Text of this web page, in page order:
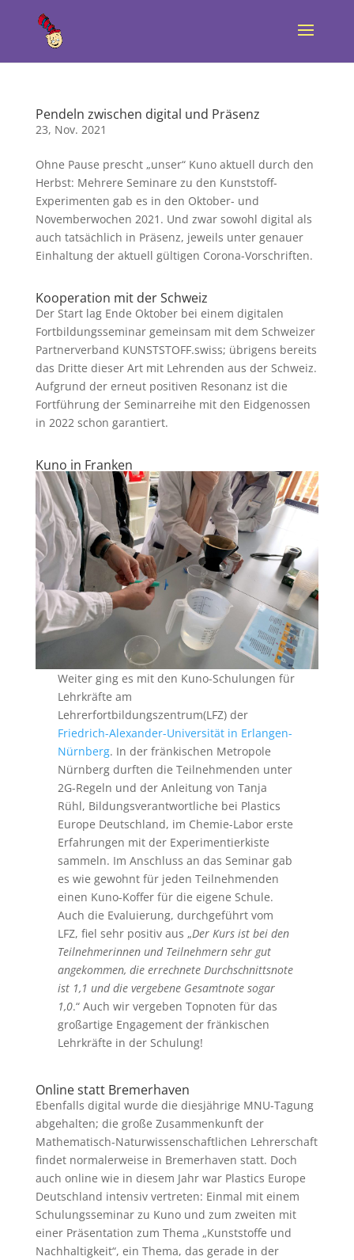
Pendeln zwischen digital und Präsenz
23, Nov. 2021
Ohne Pause prescht „unser“ Kuno aktuell durch den
Herbst: Mehrere Seminare zu den Kunststoff-
Experimenten gab es in den Oktober- und
Novemberwochen 2021. Und zwar sowohl digital als
auch tatsächlich in Präsenz, jeweils unter genauer
Einhaltung der aktuell gültigen Corona-Vorschriften.
Kooperation mit der Schweiz
Der Start lag Ende Oktober bei einem digitalen
Fortbildungsseminar gemeinsam mit dem Schweizer
Partnerverband KUNSTSTOFF.swiss; übrigens bereits
das Dritte dieser Art mit Lehrenden aus der Schweiz.
Aufgrund der erneut positiven Resonanz ist die
Fortführung der Seminarreihe mit den Eidgenossen
in 2022 schon garantiert.
Kuno in Franken
Weiter ging es mit den Kuno-Schulungen für
Lehrkräfte am
Lehrerfortbildungszentrum(LFZ) der
Friedrich-Alexander-Universität in Erlangen-
Nürnberg. In der fränkischen Metropole
Nürnberg durften die Teilnehmenden unter
2G-Regeln und der Anleitung von Tanja
Rühl, Bildungsverantwortliche bei Plastics
Europe Deutschland, im Chemie-Labor erste
Erfahrungen mit der Experimentierkiste
sammeln. Im Anschluss an das Seminar gab
es wie gewohnt für jeden Teilnehmenden
einen Kuno-Koffer für die eigene Schule.
Auch die Evaluierung, durchgeführt vom
LFZ, fiel sehr positiv aus „Der Kurs ist bei den
Teilnehmerinnen und Teilnehmern sehr gut
angekommen, die errechnete Durchschnittsnote
ist 1,1 und die vergebene Gesamtnote sogar
1,0.“ Auch wir vergeben Topnoten für das
großartige Engagement der fränkischen
Lehrkräfte in der Schulung!
Online statt Bremerhaven
Ebenfalls digital wurde die diesjährige MNU-Tagung
abgehalten; die große Zusammenkunft der
Mathematisch-Naturwissenschaftlichen Lehrerschaft
findet normalerweise in Bremerhaven statt. Doch
auch online wie in diesem Jahr war Plastics Europe
Deutschland intensiv vertreten: Einmal mit einem
Schulungsseminar zu Kuno und zum zweiten mit
einer Präsentation zum Thema „Kunststoffe und
Nachhaltigkeit“, ein Thema, das gerade in der